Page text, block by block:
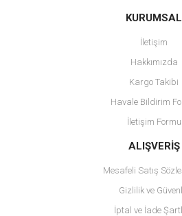
Bu ürüne ilk yorumu
Ürün resmi kalitesiz, bozuk veya
Ürün açıklamasında eksik bilgiler
Ürün bilgilerinde hatalar bulunuyor.
Ürün fiyatı diğer sitelerden daha pahalı.
Bu ürüne benzer farklı alternatifler
KURUMSAL
İletişim
Hakkımızda
Kargo Takibi
Havale Bildirim
İletişim Formu
ALIŞVERİŞ
Mesafeli Satış
Gizlilik ve
İptal ve İade